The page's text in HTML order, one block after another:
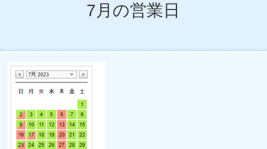
7月の営業日